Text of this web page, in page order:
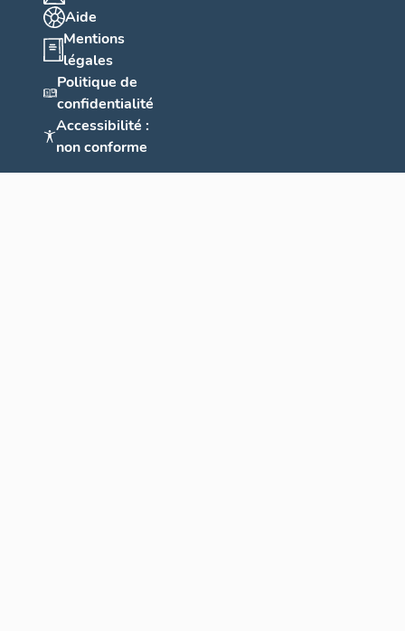
Aide
Mentions
légales
Politique de
confidentialité
Accessibilité :
non conforme